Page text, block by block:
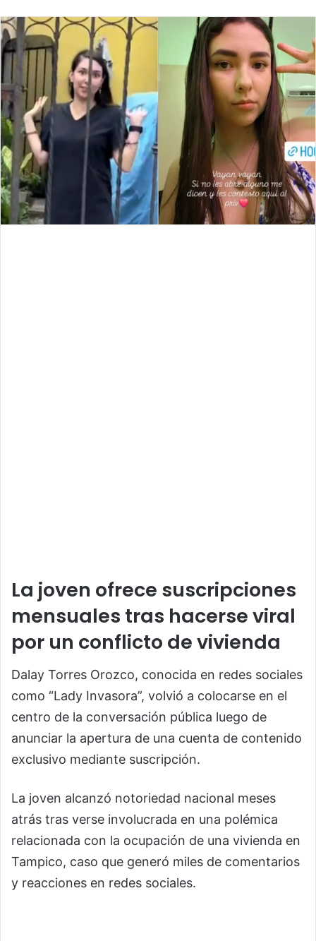
email
La joven ofrece suscripciones
mensuales tras hacerse viral
por un conflicto de vivienda
Dalay Torres Orozco, conocida en redes sociales
como “Lady Invasora”, volvió a colocarse en el
centro de la conversación pública luego de
anunciar la apertura de una cuenta de contenido
exclusivo mediante suscripción.
La joven alcanzó notoriedad nacional meses
atrás tras verse involucrada en una polémica
relacionada con la ocupación de una vivienda en
Tampico, caso que generó miles de comentarios
y reacciones en redes sociales.